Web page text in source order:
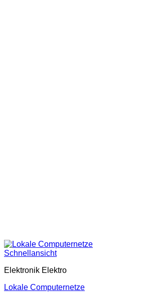
Schnellansicht
Elektronik Elektro
Lokale Computernetze